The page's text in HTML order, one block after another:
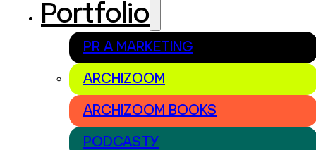
Portfolio
PR A MARKETING
ARCHIZOOM
ARCHIZOOM BOOKS
PODCASTY